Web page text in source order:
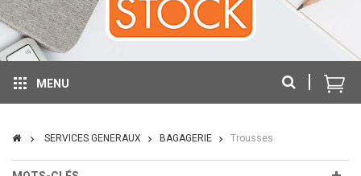
MENU
SERVICES GENERAUX BAGAGERIE Trousses